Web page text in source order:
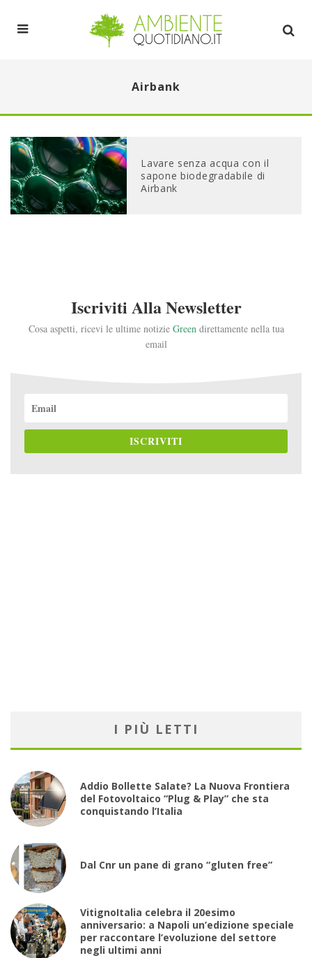
Airbank
Lavare senza acqua con il
sapone biodegradabile di
Airbank
Iscriviti Alla Newsletter
Cosa aspetti, ricevi le ultime notizie Greendirettamente nella tua
email
ISCRIVITI
I PIÙ LETTI
Addio Bollette Salate? La Nuova Frontiera
del Fotovoltaico “Plug & Play” che sta
conquistando l’Italia
Dal Cnr un pane di grano “gluten free”
VitignoItalia celebra il 20esimo
anniversario: a Napoli un’edizione speciale
per raccontare l’evoluzione del settore
negli ultimi anni